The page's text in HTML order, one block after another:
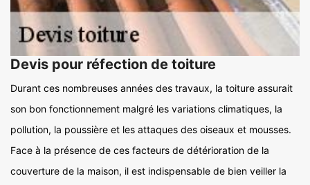
Devis pour réfection de toiture
Durant ces nombreuses années des travaux, la toiture assurait
son bon fonctionnement malgré les variations climatiques, la
pollution, la poussière et les attaques des oiseaux et mousses.
Face à la présence de ces facteurs de détérioration de la
couverture de la maison, il est indispensable de bien veiller la